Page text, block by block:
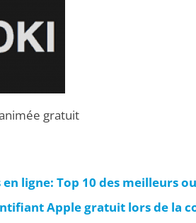
gratuit
ligne: Top 10 des meilleurs
Apple gratuit lors de la